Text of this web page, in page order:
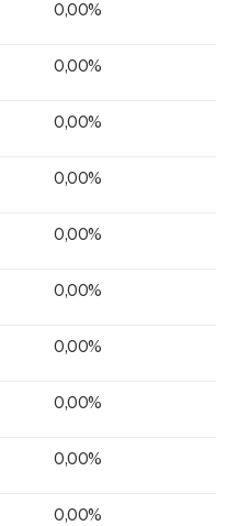
0,00%
0,00%
0,00%
0,00%
0,00%
0,00%
0,00%
0,00%
0,00%
0,00%